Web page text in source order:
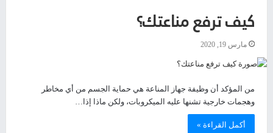
كيف ترفع مناعتك؟
مارس 19, 2020
من المؤكد أن وظيفة جهاز المناعة هي حماية الجسم من أي مخاطر
وهجمات خارجية تشنها عليه الميكروبات، ولكن ماذا إذا…
أكمل القراءة »